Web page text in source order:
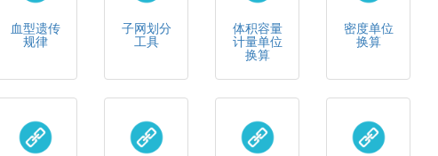
血型遗传
规律
子网划分
工具
体积容量
计量单位
换算
密度单位
换算